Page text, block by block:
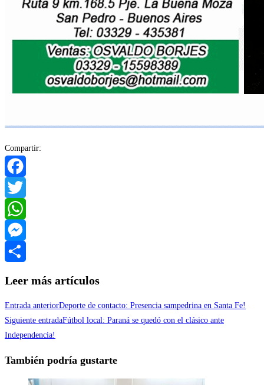
Compartir:
Facebook
Twitter
WhatsApp
Messenger
Leer más artículos
Entrada anteriorDeporte de contacto: Presencia sampedrina en Santa Fe!
Siguiente entradaFútbol local: Paraná se quedó con el clásico ante
Independencia!
También podría gustarte